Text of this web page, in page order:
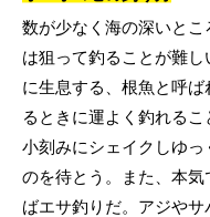
数が少なく海の深いと
は狙って釣ることが難
に生息する、根魚と呼
るときに運よく釣れる
小刻みにシェイクしゆ
のを待とう。また、本
ばエサ釣りだ。アジやサ